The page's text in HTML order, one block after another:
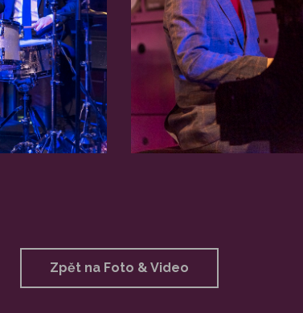
Zpět na Foto & Video